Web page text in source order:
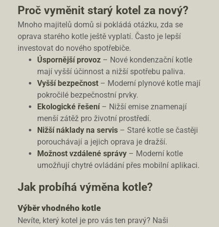
Proč vyměnit starý kotel za nový?
Mnoho majitelů domů si pokládá otázku, zda se
oprava starého kotle ještě vyplatí. Často je lepší
investovat do nového spotřebiče.
Úspornější provoz – Nové kondenzační kotle
mají vyšší účinnost a nižší spotřebu paliva.
Vyšší bezpečnost – Moderní plynové kotle mají
pokročilé bezpečnostní prvky.
Ekologické řešení– Nižší emise znamenají
menší zátěž pro životní prostředí.
Nižší náklady na servis – Staré kotle se častěji
porouchávají a jejich oprava je dražší.
Možnost vzdálené správy – Moderní kotle
umožňují chytré ovládání přes mobilní aplikaci.
Jak probíhá výměna kotle?
Výběr vhodného kotle
Nevíte, který kotel je pro vás ten pravý? Naši